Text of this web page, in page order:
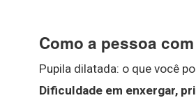
Como a pessoa
Pupila dilatada: o que você
Dificuldade em enxergar,